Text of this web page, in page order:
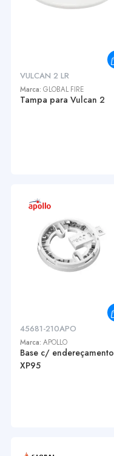
VULCAN 2 LR
Marca: GLOBAL FIRE
Tampa para Vulcan 2
45681-210APO
Marca: APOLLO
Base c/ endereçamento
XP95